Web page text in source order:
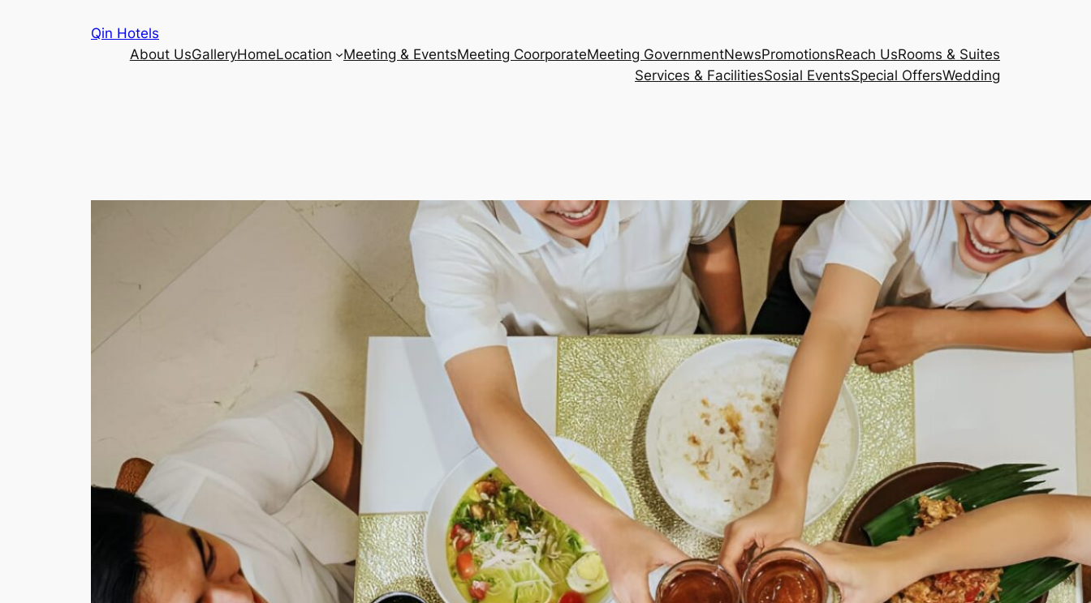
Qin Hotels
About UsGalleryHomeLocation Meeting & EventsMeeting CoorporateMeeting GovernmentNewsPromotionsReach UsRooms & Suites
Services & FacilitiesSosial EventsSpecial OffersWedding